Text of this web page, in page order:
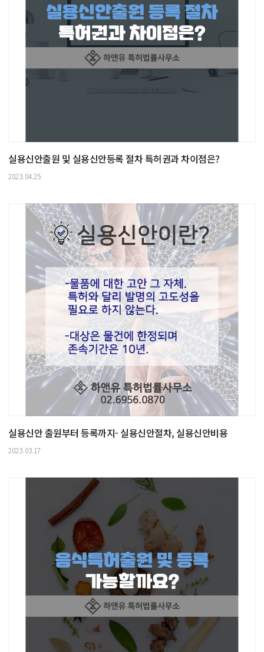
실용신안출원 및 실용신안등록 절차 특허권과 차이점은?
2023.04.25
실용신안 출원부터 등록까지- 실용신안절차, 실용신안비용
2023.03.17